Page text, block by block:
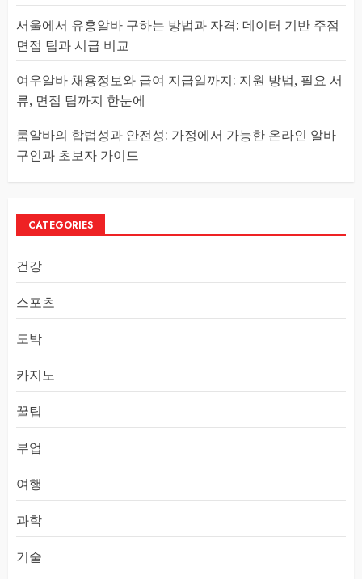
서울에서 유흥알바 구하는 방법과 자격: 데이터 기반 주점
면접 팁과 시급 비교
여우알바 채용정보와 급여 지급일까지: 지원 방법, 필요 서
류, 면접 팁까지 한눈에
룸알바의 합법성과 안전성: 가정에서 가능한 온라인 알바
구인과 초보자 가이드
CATEGORIES
건강
스포츠
도박
카지노
꿀팁
부업
여행
과학
기술